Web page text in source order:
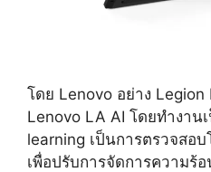
โดย Lenovo อย่าง
Lenovo LA AI โดยทำงาน
learning เป็นการตรวจสอ
เพื่อปรับการจัดการความร้